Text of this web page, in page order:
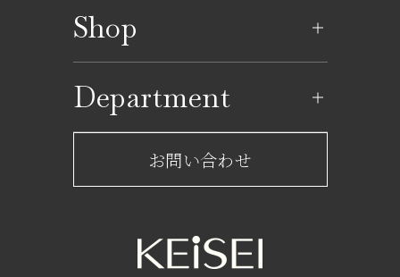
イベントカレンダー
Shop
レストラン一覧
ショップからのお知らせ
フロアガイド
Department
サービスのご案内
お問い合わせ